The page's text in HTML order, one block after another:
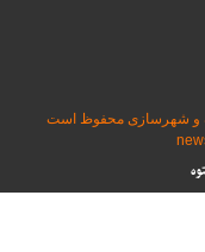
و شهرسازی محفوظ است